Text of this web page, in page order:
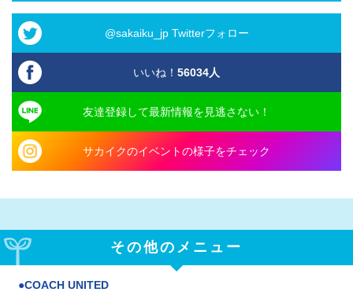
@sakaiku_jp Twitterフォロー
いいね！ 56034人
友達登録して最新情報を見逃さない！
サカイクのイベントの様子をチェック
その他のメニュー
COACH UNITED